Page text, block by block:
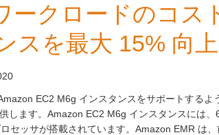
ークロードのコス
スを最大 15% 向上
EC2 M6g インスタンスをサポートする
します。Amazon EC2 M6g インスタンスには
セッサが搭載されています。Amazon EMR は